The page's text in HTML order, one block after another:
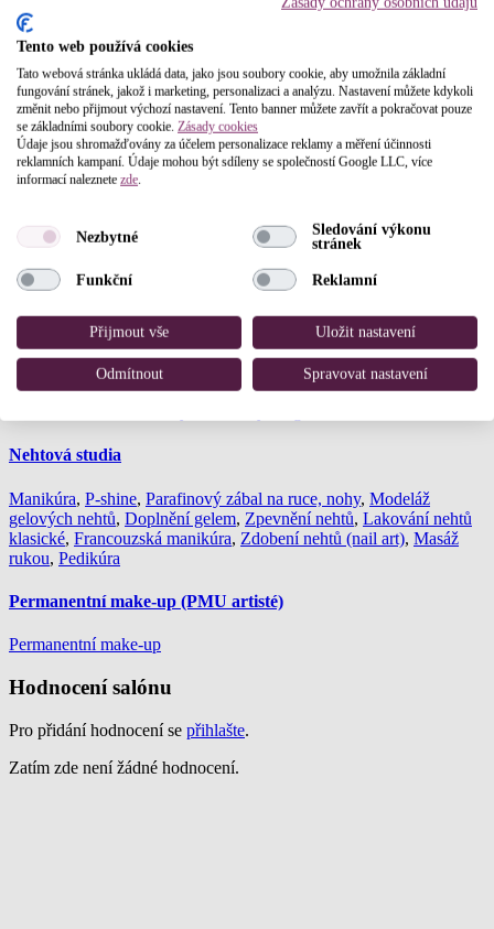
Služby, které poskytujeme
Kosmetické salony
Péče pro citlivou pleť
Péče pro alergickou pleť,Péče pro suchou
pleť
,Péče pro smíšenou pleť Péče pro vysušenou pleť
mikromasáž
Péče pro mastnou pleť
Multiintenzivní péče
Rozjasňující péče,Úprava obočí
Barvení řas a obočí,Aplikace umělých řas
Masážní salóny
Nehtová studia
Manikúra, P-shine, Parafinový zábal na ruce, nohy, Modeláž
gelových nehtů, Doplnění gelem, Zpevnění nehtů, Lakování nehtů
klasické, Francouzská manikúra, Zdobení nehtů (nail art), Masáž
rukou, Pedikúra
Permanentní make-up (PMU artisté)
Permanentní make-up
Hodnocení salónu
Pro přidání hodnocení se přihlašte.
Zatím zde není žádné hodnocení.
Tento web používá cookies
Tato webová stránka ukládá data, jako jsou soubory cookie, aby umožnila základní
fungování stránek, jakož i marketing, personalizaci a analýzu. Nastavení můžete kdykoli
změnit nebo přijmout výchozí nastavení. Tento banner můžete zavřít a pokračovat pouze
se základními soubory cookie. Zásady cookies
Údaje jsou shromažďovány za účelem personalizace reklamy a měření účinnosti
reklamních kampaní. Údaje mohou být sdíleny se společností Google LLC, více
informací naleznete zde.
Nezbytné
Sledování výkonu
stránek
Funkční Reklamní
Přijmout vše Uložit nastavení
Odmítnout Spravovat nastavení